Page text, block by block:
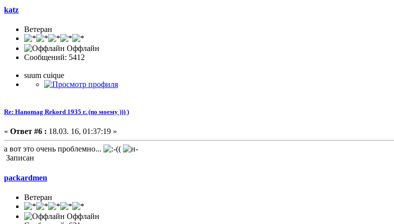
katz
Ветеран
Оффлайн
Сообщений: 5412
suum cuique
Re: Hanomag Rekord 1935 г. (по моему ))) )
« Ответ #6 : 18.03. 16, 01:37:19 »
а вот это очень проблемно...
Записан
packardmen
Ветеран
Оффлайн